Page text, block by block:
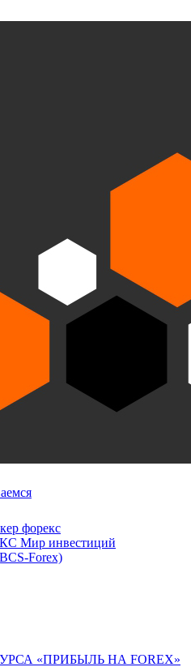
форекс
Мир инвестиций
Forex)
«ПРИБЫЛЬ НА FOREX»